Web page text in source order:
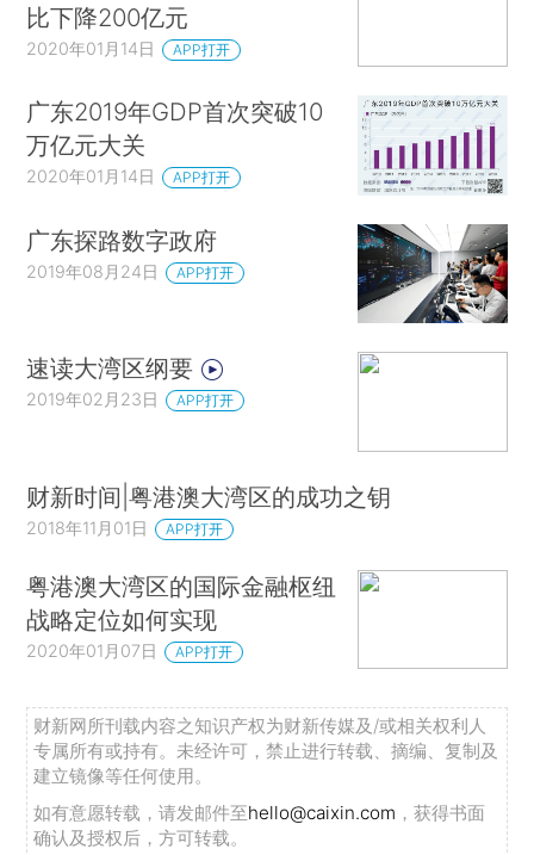
比下降200亿元
2020年01月14日 APP打开
广东2019年GDP首次突破10
万亿元大关
2020年01月14日 APP打开
广东探路数字政府
2019年08月24日 APP打开
速读大湾区纲要
2019年02月23日 APP打开
财新时间|粤港澳大湾区的成功之钥
2018年11月01日 APP打开
粤港澳大湾区的国际金融枢纽
战略定位如何实现
2020年01月07日 APP打开
财新网所刊载内容之知识产权为财新传媒及/或相关权利人
专属所有或持有。未经许可，禁止进行转载、摘编、复制及
建立镜像等任何使用。
如有意愿转载，请发邮件至hello@caixin.com ，获得书面
确认及授权后，方可转载。